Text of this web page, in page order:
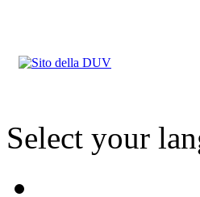
Select your